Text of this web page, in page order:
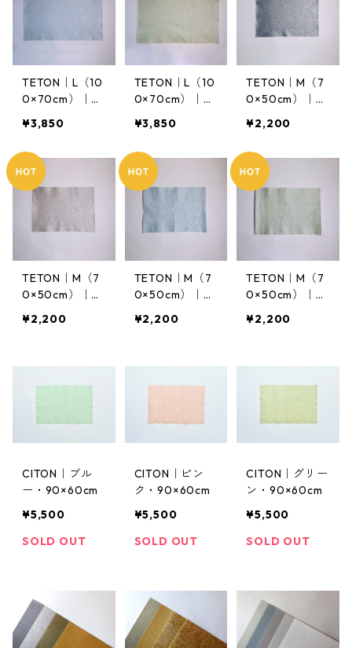
TETON｜L（10
0×70cm）｜D
¥3,850
TETON｜L（10
0×70cm）｜D
¥3,850
TETON｜M（7
0×50cm）｜Sil
¥2,200
TETON｜M（7
0×50cm）｜D
¥2,200
TETON｜M（7
0×50cm）｜D
¥2,200
TETON｜M（7
0×50cm）｜D
¥2,200
CITON｜ブル
ー・90×60cm
¥5,500
SOLD OUT
CITON｜ピン
ク・90×60cm
¥5,500
SOLD OUT
CITON｜グリー
ン・90×60cm
¥5,500
SOLD OUT